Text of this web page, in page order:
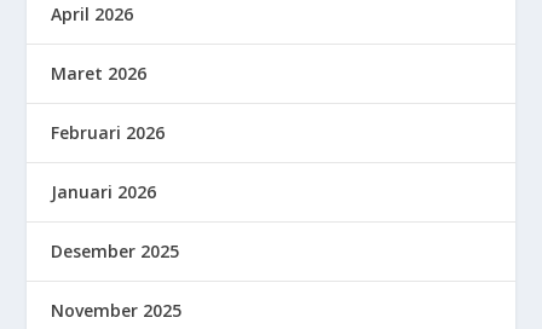
April 2026
Maret 2026
Februari 2026
Januari 2026
Desember 2025
November 2025